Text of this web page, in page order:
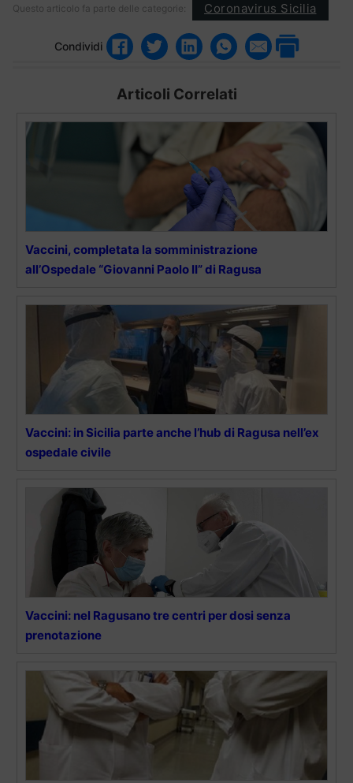
Questo articolo fa parte delle categorie: Coronavirus Sicilia
Condividi
Articoli Correlati
Vaccini, completata la somministrazione
all’Ospedale “Giovanni Paolo II” di Ragusa
Vaccini: in Sicilia parte anche l’hub di Ragusa nell’ex
ospedale civile
Vaccini: nel Ragusano tre centri per dosi senza
prenotazione